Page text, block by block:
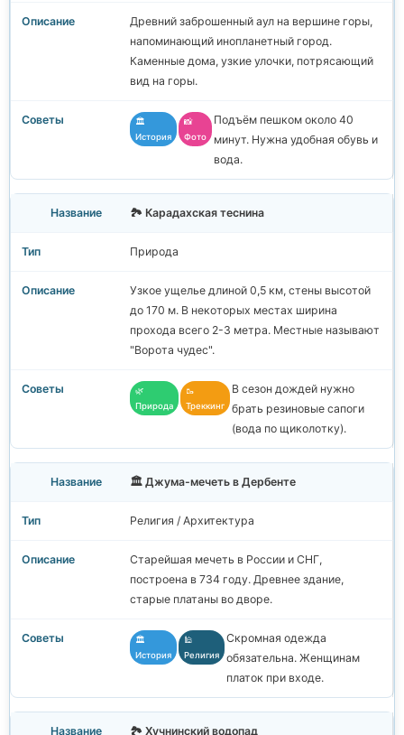
Древний заброшенный аул на вершине горы,
напоминающий инопланетный город.
Каменные дома, узкие улочки, потрясающий
вид на горы.
🏛️
История
📸
Фото
Подъём пешком около 40
минут. Нужна удобная обувь и
вода.
🏞️ Карадахская теснина
Природа
Узкое ущелье длиной 0,5 км, стены высотой
до 170 м. В некоторых местах ширина
прохода всего 2-3 метра. Местные называют
"Ворота чудес".
🌿
Природа
🥾
Треккинг
В сезон дождей нужно
брать резиновые сапоги
(вода по щиколотку).
🏛️ Джума-мечеть в Дербенте
Религия / Архитектура
Старейшая мечеть в России и СНГ,
построена в 734 году. Древнее здание,
старые платаны во дворе.
🏛️
История
🕌
Религия
Скромная одежда
обязательна. Женщинам
платок при входе.
🏞️ Хучнинский водопад